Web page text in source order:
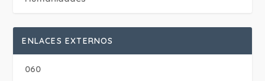
ENLACES EXTERNOS
060